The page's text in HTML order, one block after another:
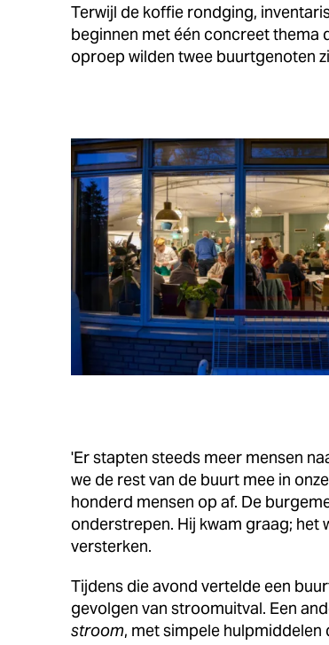
Terwijl de koffie rondging,
beginnen met één concreet thema
oproep wilden twee buurtgenoten
'Er stapten steeds meer mensen
we de rest van de buurt mee in
honderd mensen op af. De
onderstrepen. Hij kwam graag;
versterken.
Tijdens die avond vertelde een
gevolgen van stroomuitval. Een
stroom, met simpele hulpmiddelen